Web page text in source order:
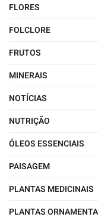
FLORES
FOLCLORE
FRUTOS
MINERAIS
NOTÍCIAS
NUTRIÇÃO
ÓLEOS ESSENCIAIS
PAISAGEM
PLANTAS MEDICINAIS
PLANTAS